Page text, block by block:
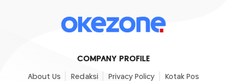
COMPANY PROFILE
About Us Redaksi Privacy Policy Kotak Pos